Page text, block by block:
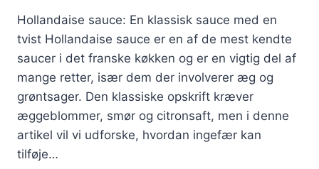
Hollandaise sauce: En klassisk sauce med en
tvist Hollandaise sauce er en af de mest kendte
saucer i det franske køkken og er en vigtig del af
mange retter, især dem der involverer æg og
grøntsager. Den klassiske opskrift kræver
æggeblommer, smør og citronsaft, men i denne
artikel vil vi udforske, hvordan ingefær kan
tilføje…